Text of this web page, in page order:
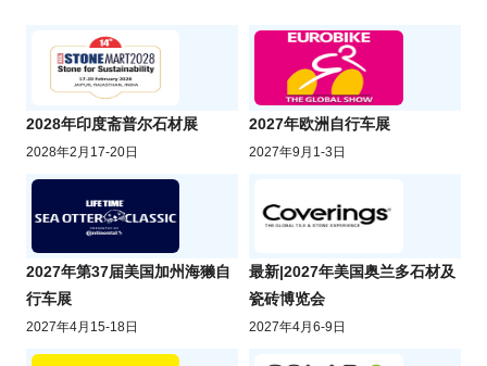
2028年印度斋普尔石材展
2028年2月17-20日
2027年欧洲自行车展
2027年9月1-3日
2027年第37届美国加州海獭自
行车展
2027年4月15-18日
最新|2027年美国奥兰多石材及
瓷砖博览会
2027年4月6-9日